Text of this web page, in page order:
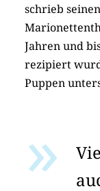
schrieb
Jahren und
rezipiert
Puppen